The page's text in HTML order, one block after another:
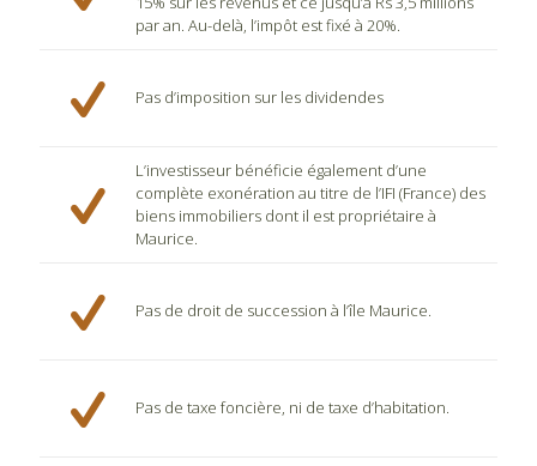
par an. Au-delà, l’impôt est fixé à 20%.
Pas d’imposition sur les dividendes
L’investisseur bénéficie également d’une
complète exonération au titre de l’IFI (France) des
biens immobiliers dont il est propriétaire à
Maurice.
Pas de droit de succession à l’île Maurice.
Pas de taxe foncière, ni de taxe d’habitation.